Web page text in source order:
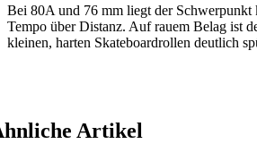
Bei 80A und 76 mm liegt der
Tempo über Distanz. Auf rauem Belag ist
kleinen, harten Skateboardrollen deutlich
Artikel